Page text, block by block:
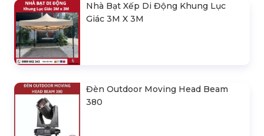
Nhà Bạt Xếp Di Động Khung Lục
Giác 3M X 3M
Đèn Outdoor Moving Head Beam
380